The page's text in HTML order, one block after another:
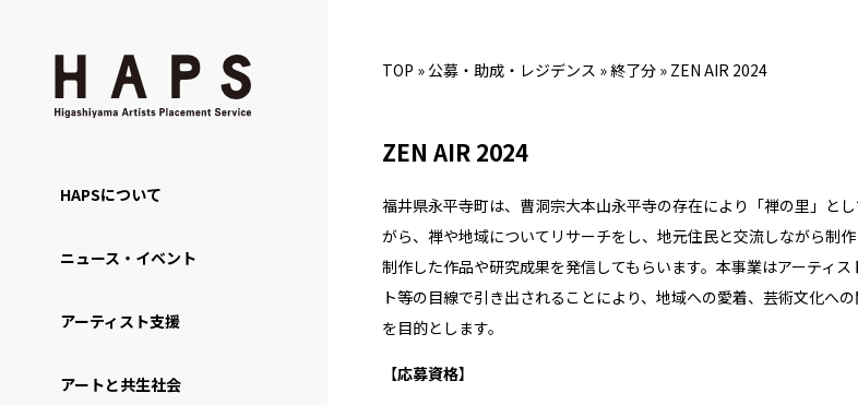
HAPSについて
ニュース・イベント
アーティスト支援
アートと共生社会
TOP » 公募・助成・レジデンス »終了分 » ZEN AIR 2024
ZEN AIR 2024
福井県永平寺町は、曹洞宗大本山永平寺の存在により「禅の里」と
がら、禅や地域についてリサーチをし、地元住⺠と交流しながら制
制作した作品や研究成果を発信してもらいます。本事業はアーティ
ト等の目線で引き出されることにより、地域への愛着、芸術文化へ
を目的とします。
【応募資格】